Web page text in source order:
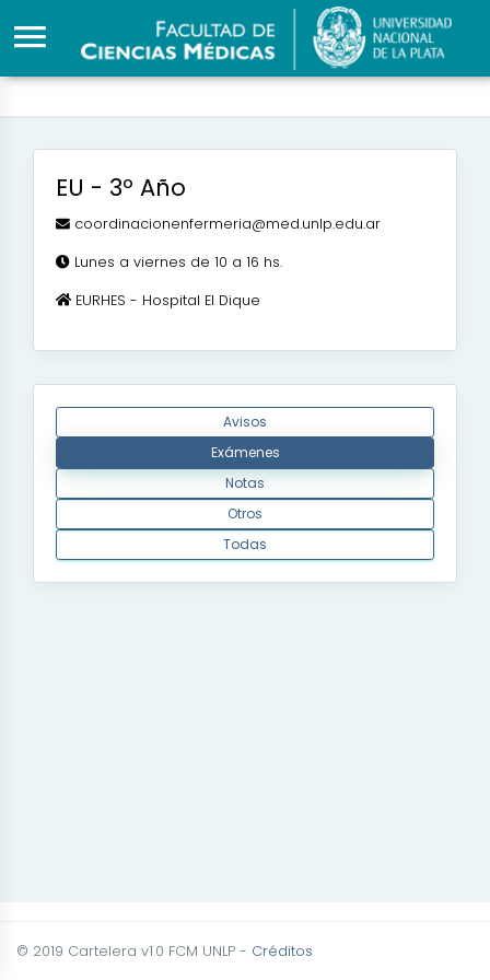
EU - 3º Año
coordinacionenfermeria@med.unlp.edu.ar
Lunes a viernes de 10 a 16 hs.
EURHES - Hospital El Dique
Avisos
Exámenes
Notas
Otros
Todas
© 2019 Cartelera v1.0 FCM UNLP - Créditos